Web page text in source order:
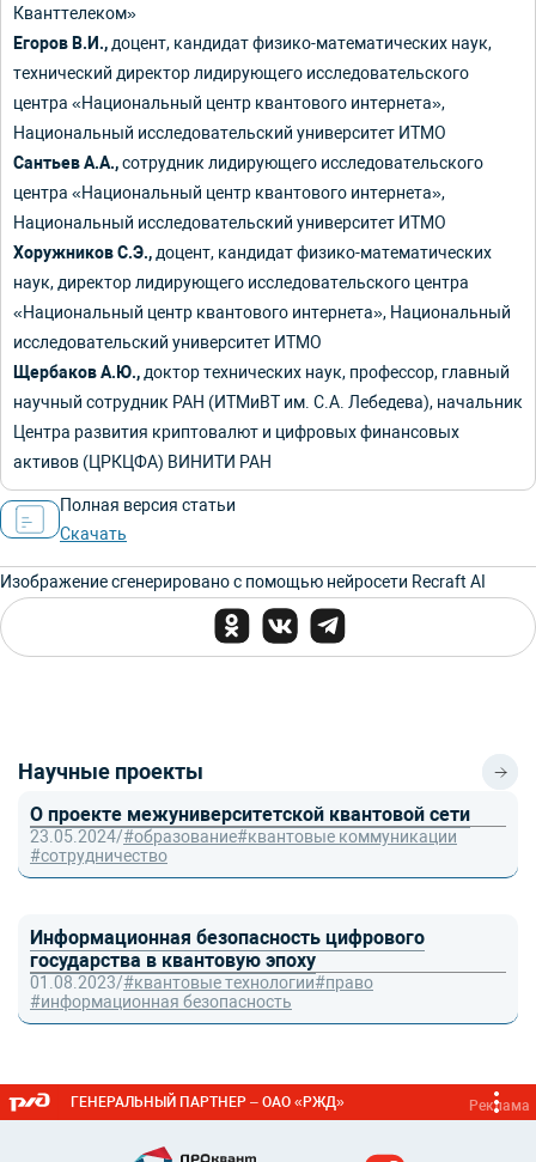
Кванттелеком»
Егоров В.И., доцент, кандидат физико-математических наук,
технический директор лидирующего исследовательского
центра «Национальный центр квантового интернета»,
Национальный исследовательский университет ИТМО
Сантьев А.А.,сотрудник лидирующего исследовательского
центра «Национальный центр квантового интернета»,
Национальный исследовательский университет ИТМО
Хоружников С.Э., доцент, кандидат физико-математических
наук, директор лидирующего исследовательского центра
«Национальный центр квантового интернета», Национальный
исследовательский университет ИТМО
Щербаков А.Ю., доктор технических наук, профессор, главный
научный сотрудник РАН (ИТМиВТ им. С.А. Лебедева), начальник
Центра развития криптовалют и цифровых финансовых
активов (ЦРКЦФА) ВИНИТИ РАН
Полная версия статьи
Скачать
Изображение сгенерировано с помощью нейросети Recraft AI
Научные проекты
О проекте межуниверситетской квантовой сети
23.05.2024/#образование#квантовые коммуникации
#сотрудничество
Информационная безопасность цифрового
государства в квантовую эпоху
01.08.2023/#квантовые технологии#право
#информационная безопасность
ГЕНЕРАЛЬНЫЙ ПАРТНЕР – ОАО «РЖД» Реклама